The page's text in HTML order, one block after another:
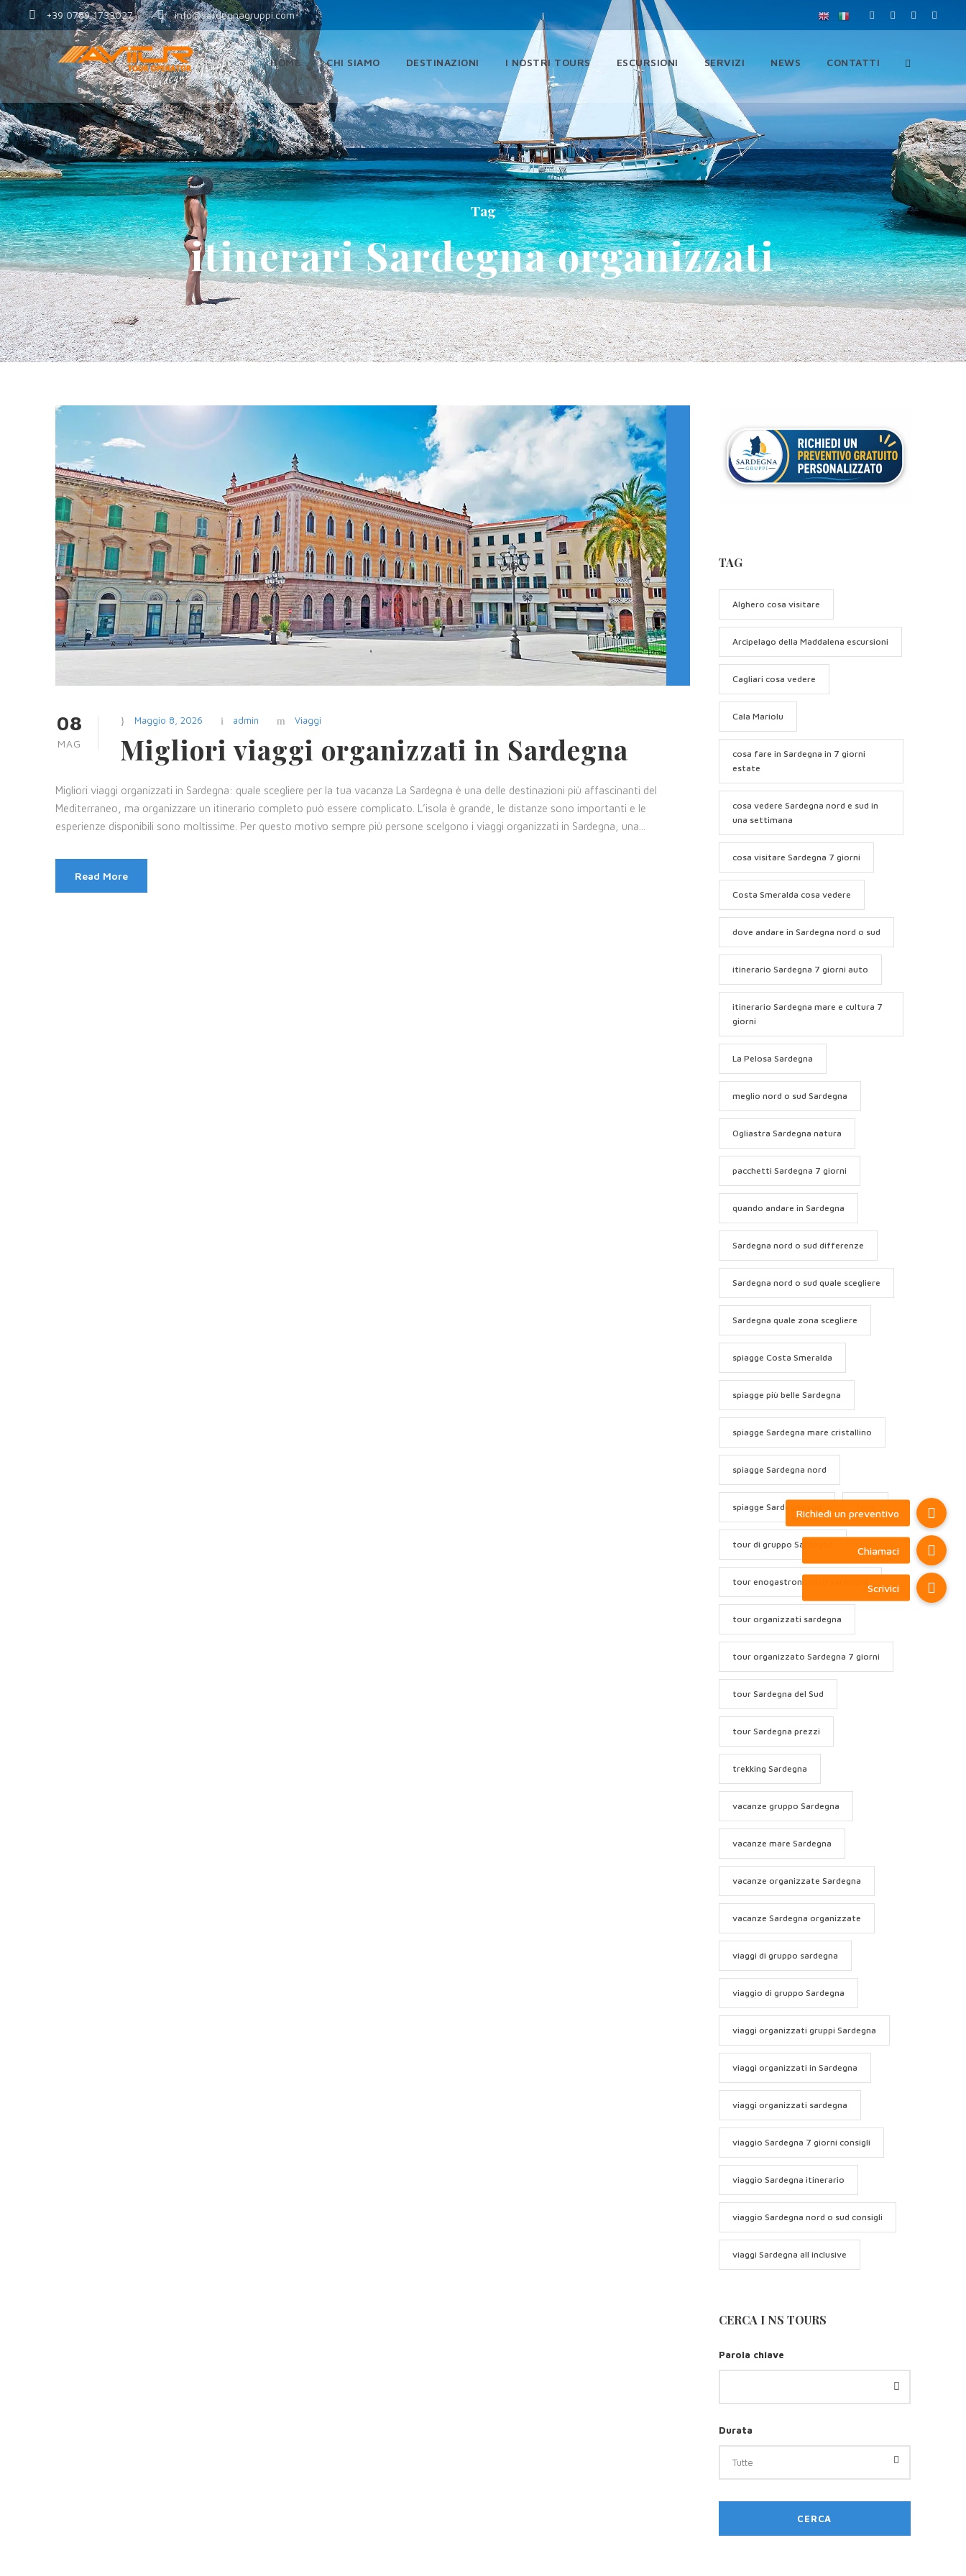
+39 0789 1733027 info@sardegnagruppi.com
HOME CHI SIAMO DESTINAZIONI I NOSTRI TOURS ESCURSIONI SERVIZI NEWS CONTATTI
Tag
itinerari Sardegna organizzati
08
MAG
Maggio 8, 2026 admin Viaggi
Migliori viaggi organizzati in Sardegna
Migliori viaggi organizzati in Sardegna: quale scegliere per la tua vacanza La Sardegna è una delle destinazioni più affascinanti del
Mediterraneo, ma organizzare un itinerario completo può essere complicato. L’isola è grande, le distanze sono importanti e le
esperienze disponibili sono moltissime. Per questo motivo sempre più persone scelgono i viaggi organizzati in Sardegna, una...
Read More
TAG
Alghero cosa visitare
Arcipelago della Maddalena escursioni
Cagliari cosa vedere
Cala Mariolu
cosa fare in Sardegna in 7 giorni
estate
cosa vedere Sardegna nord e sud in
una settimana
cosa visitare Sardegna 7 giorni
Costa Smeralda cosa vedere
dove andare in Sardegna nord o sud
itinerario Sardegna 7 giorni auto
itinerario Sardegna mare e cultura 7
giorni
La Pelosa Sardegna
meglio nord o sud Sardegna
Ogliastra Sardegna natura
pacchetti Sardegna 7 giorni
quando andare in Sardegna
Sardegna nord o sud differenze
Sardegna nord o sud quale scegliere
Sardegna quale zona scegliere
spiagge Costa Smeralda
spiagge più belle Sardegna
spiagge Sardegna mare cristallino
spiagge Sardegna nord
spiagge Sardegna sud
tour di gruppo Sardegna
tour enogastronomico sardegna
tour organizzati sardegna
tour organizzato Sardegna 7 giorni
tour Sardegna del Sud
tour Sardegna prezzi
trekking Sardegna
vacanze gruppo Sardegna
vacanze mare Sardegna
vacanze organizzate Sardegna
vacanze Sardegna organizzate
viaggi di gruppo sardegna
viaggio di gruppo Sardegna
viaggi organizzati gruppi Sardegna
viaggi organizzati in Sardegna
viaggi organizzati sardegna
viaggio Sardegna 7 giorni consigli
viaggio Sardegna itinerario
viaggio Sardegna nord o sud consigli
viaggi Sardegna all inclusive
CERCA I NS TOURS
Parola chiave
Durata